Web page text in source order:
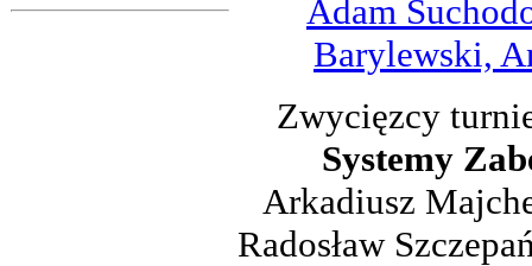
Zwycięzcy
Systemy
Arkadiusz
Radosław